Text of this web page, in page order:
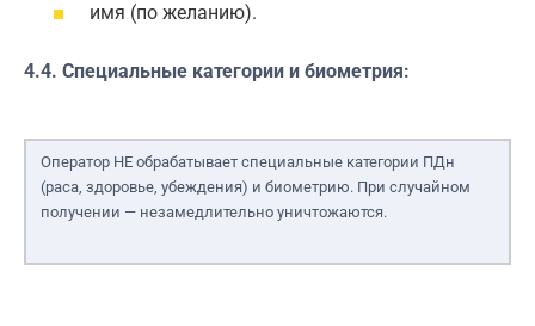
имя (по желанию).
4.4. Специальные категории и биометрия:
Оператор НЕ обрабатывает специальные категории ПДн
(раса, здоровье, убеждения) и биометрию. При случайном
получении — незамедлительно уничтожаются.